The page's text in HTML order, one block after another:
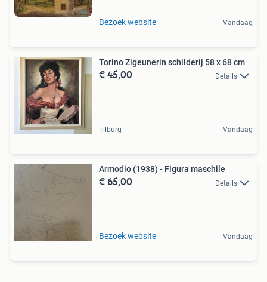
Bezoek website Vandaag
Torino Zigeunerin schilderij 58 x 68 cm
€ 45,00 Details
Tilburg Vandaag
Armodio (1938) - Figura maschile
€ 65,00 Details
Bezoek website Vandaag